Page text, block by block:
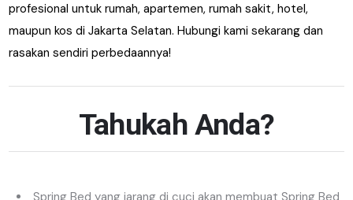
profesional untuk rumah, apartemen, rumah sakit, hotel,
maupun kos di Jakarta Selatan. Hubungi kami sekarang dan
rasakan sendiri perbedaannya!
Tahukah Anda?